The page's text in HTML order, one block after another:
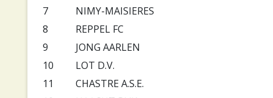
7
NIMY-MAISIERES
8
REPPEL FC
9
JONG AARLEN
10
LOT D.V.
11
CHASTRE A.S.E.